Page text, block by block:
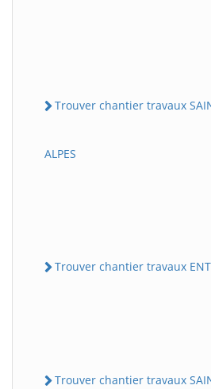
Trouver chantier travaux
ALPES
Trouver chantier travaux
Trouver chantier travaux